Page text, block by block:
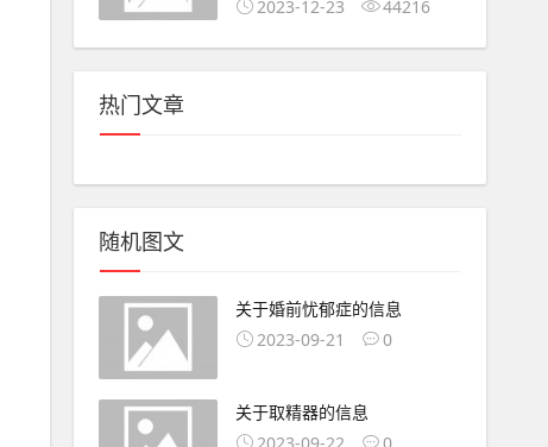
2023-12-23
44216
热门文章
随机图文
关于婚前忧郁症的信息
2023-09-21
0
关于取精器的信息
2023-09-22
0